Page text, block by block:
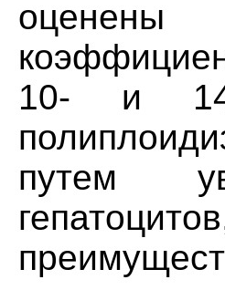
оценены
10- и 14-
путем